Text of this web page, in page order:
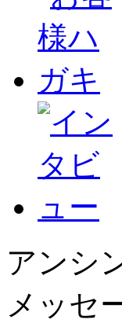
アンシ
メッセ